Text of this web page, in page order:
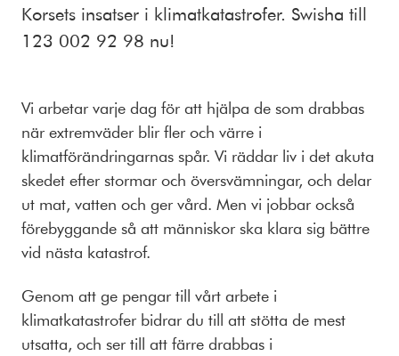
Korsets insatser i klimatkatastrofer. Swisha till
123 002 92 98 nu!
Vi arbetar varje dag för att hjälpa de som drabbas
när extremväder blir fler och värre i
klimatförändringarnas spår. Vi räddar liv i det akuta
skedet efter stormar och översvämningar, och delar
ut mat, vatten och ger vård. Men vi jobbar också
förebyggande så att människor ska klara sig bättre
vid nästa katastrof.
Genom att ge pengar till vårt arbete i
klimatkatastrofer bidrar du till att stötta de mest
utsatta, och ser till att färre drabbas i